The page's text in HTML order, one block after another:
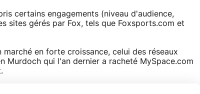
certains engagements (niveau d'audience,
sites gérés par Fox, tels que Foxsports.com et
en forte croissance, celui des réseaux
Murdoch qui l'an dernier a racheté MySpace.com